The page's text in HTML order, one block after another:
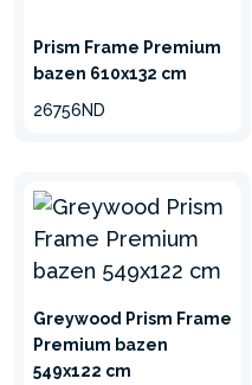
od
Prism Frame Premium
bazen 610x132 cm
26756ND
Greywood Prism Frame
Premium bazen
549x122 cm